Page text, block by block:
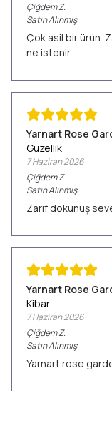
ÇiğdemZ.
Satın Alınmış
Çok asil bir ürün.
ne istenir.
Yarnart Rose
Güzellik
7 Haziran 2026
ÇiğdemZ.
Satın Alınmış
Zarif dokunuş
Yarnart Rose
Kibar
7 Haziran 2026
ÇiğdemZ.
Satın Alınmış
Yarnart rose